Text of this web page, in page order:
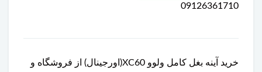
09126361710
خرید آینه بغل کامل ولوو XC60(اورجینال) از فروشگاه و